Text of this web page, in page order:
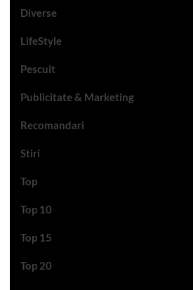
Diverse
LifeStyle
Pescuit
Publicitate & Marketing
Recomandari
Stiri
Top
Top 10
Top 15
Top 20